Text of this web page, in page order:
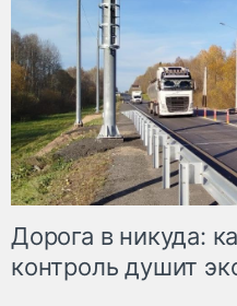
Дорога в никуда:
контроль душит